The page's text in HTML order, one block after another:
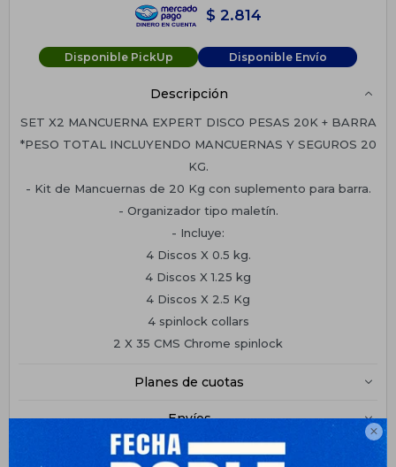

$ 2.814
Disponible PickUp Disponible Envío
Descripción
SET X2 MANCUERNA EXPERT DISCO PESAS 20K + BARRA
*PESO TOTAL INCLUYENDO MANCUERNAS Y SEGUROS 20
KG.
- Kit de Mancuernas de 20 Kg con suplemento para barra.
- Organizador tipo maletín.
- Incluye:
4 Discos X 0.5 kg.
4 Discos X 1.25 kg
4 Discos X 2.5 Kg
4 spinlock collars
2 X 35 CMS Chrome spinlock
Planes de cuotas
Envíos
Medios de pago